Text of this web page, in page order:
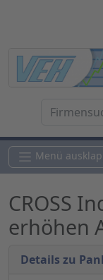
Menü
CROSS
erhöhen
Details zu